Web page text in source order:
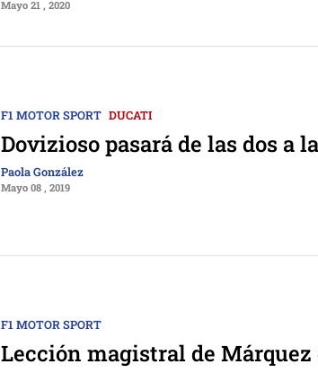
Mayo 21 , 2020
F1 MOTOR SPORT DUCATI
Dovizioso pasará de las dos a
Paola González
Mayo 08 , 2019
F1 MOTOR SPORT
Lección magistral de